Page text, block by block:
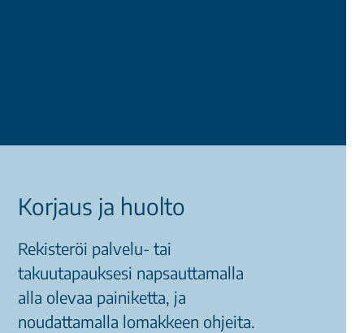
Korjaus ja huolto
Rekisteröi palvelu- tai
takuutapauksesi napsauttamalla
alla olevaa painiketta, ja
noudattamalla lomakkeen ohjeita.